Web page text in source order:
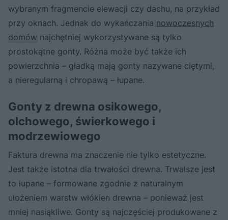
wybranym fragmencie elewacji czy dachu, na przykład
przy oknach. Jednak do wykańczania nowoczesnych
domów najchętniej wykorzystywane są tylko
prostokątne gonty. Różna może być także ich
powierzchnia – gładką mają gonty nazywane ciętymi,
a nieregularną i chropawą – łupane.
Gonty z drewna osikowego,
olchowego, świerkowego i
modrzewiowego
Faktura drewna ma znaczenie nie tylko estetyczne.
Jest także istotna dla trwałości drewna. Trwalsze jest
to łupane – formowane zgodnie z naturalnym
ułożeniem warstw włókien drewna – ponieważ jest
mniej nasiąkliwe. Gonty są najczęściej produkowane z